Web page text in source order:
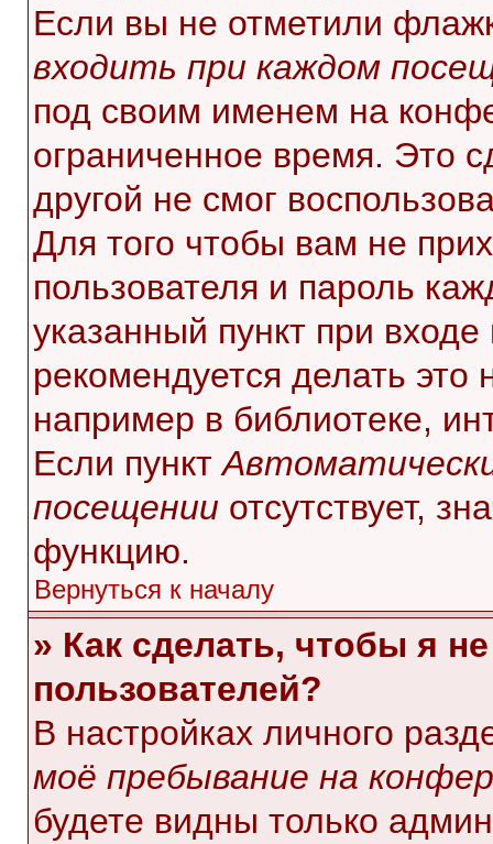
Если вы не отметили
входить при каждом
под своим именем на
ограниченное время. Это
другой не смог
Для того чтобы вам не
пользователя и пароль
указанный пункт при
рекомендуется делать
например в библиотеке,
Если пункт
посещении отсутствует,
функцию.
Вернуться к началу
» Как сделать, чтобы я
пользователей?
В настройках личного
моё пребывание на
будете видны только